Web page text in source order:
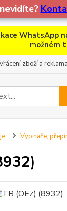
WhatsApp
možném
Vrácení zboží a
Vypínače,